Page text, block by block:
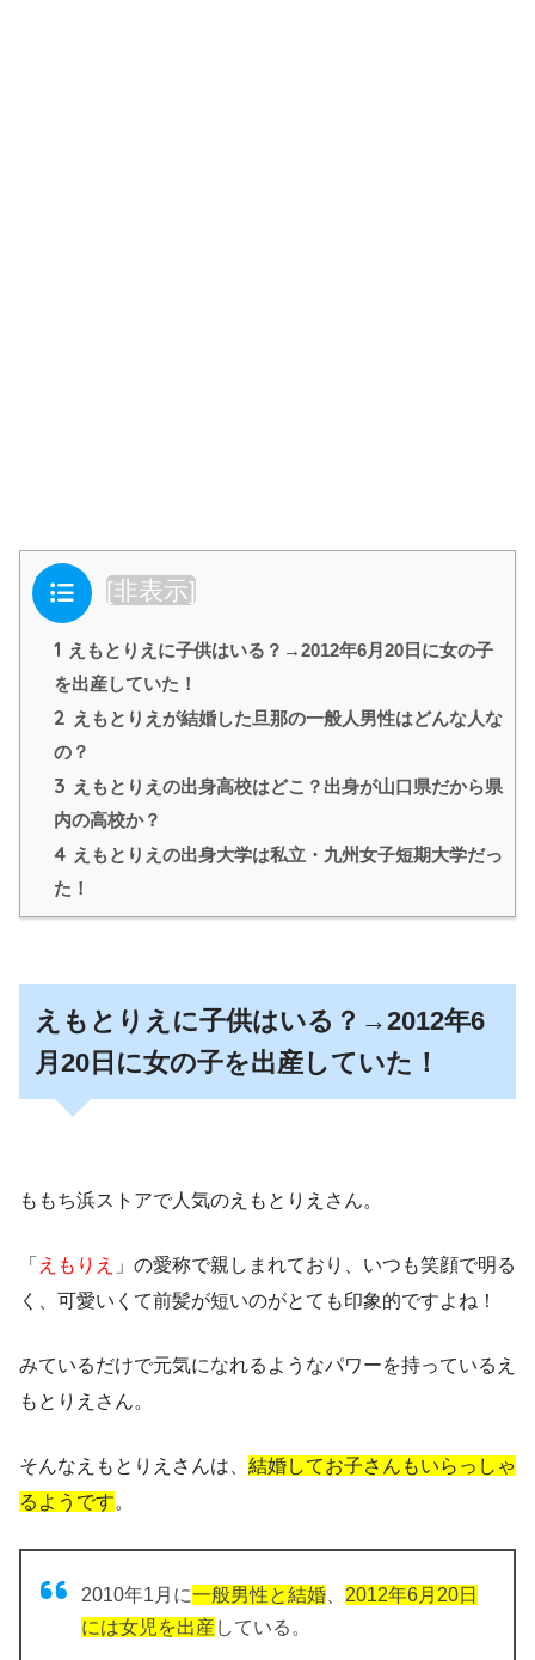
目次 [非表示]
1 えもとりえに子供はいる？→2012年6月20日に女の子
を出産していた！
2 えもとりえが結婚した旦那の一般人男性はどんな人な
の？
3 えもとりえの出身高校はどこ？出身が山口県だから県
内の高校か？
4 えもとりえの出身大学は私立・九州女子短期大学だっ
た！
えもとりえに子供はいる？→2012年6
月20日に女の子を出産していた！
ももち浜ストアで人気のえもとりえさん。
「 えもりえ 」の愛称で親しまれており、いつも笑顔で明る
く、可愛いくて前髪が短いのがとても印象的ですよね！
みているだけで元気になれるようなパワーを持っているえ
もとりえさん。
そんなえもとりえさんは、 結婚してお子さんもいらっしゃ
るようです。
2010年1月に一般男性と結婚
2012年6月20日
には女児を出産 している。